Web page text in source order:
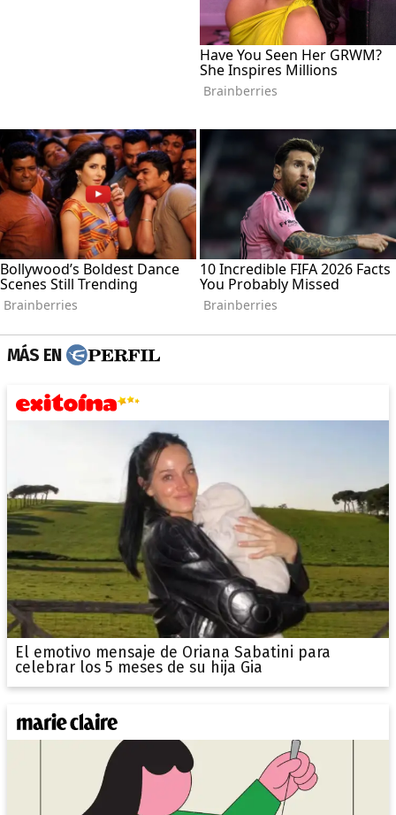
MÁS EN
El emotivo mensaje de Oriana Sabatini para
celebrar los 5 meses de su hija Gia